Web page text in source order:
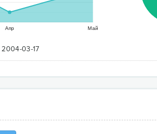
Апр Май
2004-03-17